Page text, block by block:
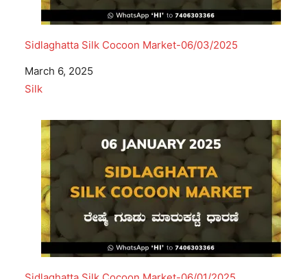
Sidlaghatta Silk Cocoon Market-06/03/2025
Date
March 6, 2025
In relation to
Silk